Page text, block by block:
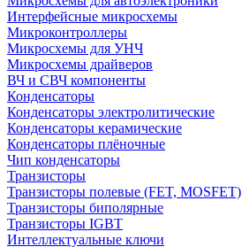
Интерфейсные микросхемы
Микроконтроллеры
Микросхемы для УНЧ
Микросхемы драйверов
ВЧ и СВЧ компоненты
Конденсаторы
Конденсаторы электролитические
Конденсаторы керамические
Конденсаторы плёночные
Чип конденсаторы
Транзисторы
Транзисторы полевые (FET, MOSFET)
Транзисторы биполярные
Транзисторы IGBT
Интеллектуальные ключи